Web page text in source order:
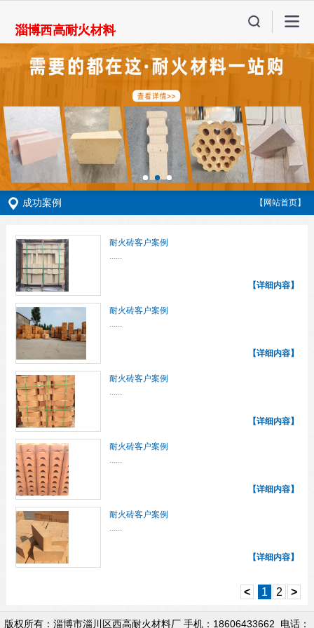
成功案例 【网站首页】
耐火砖客户案例
【详细内容】
耐火砖客户案例
【详细内容】
耐火砖客户案例
【详细内容】
耐火砖客户案例
【详细内容】
耐火砖客户案例
【详细内容】
< 1 2 >
版权所有：淄博市淄川区西高耐火材料厂 手机：18606433662 电话：